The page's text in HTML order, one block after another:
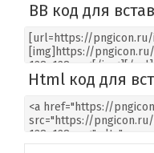
BB код для
Html код для